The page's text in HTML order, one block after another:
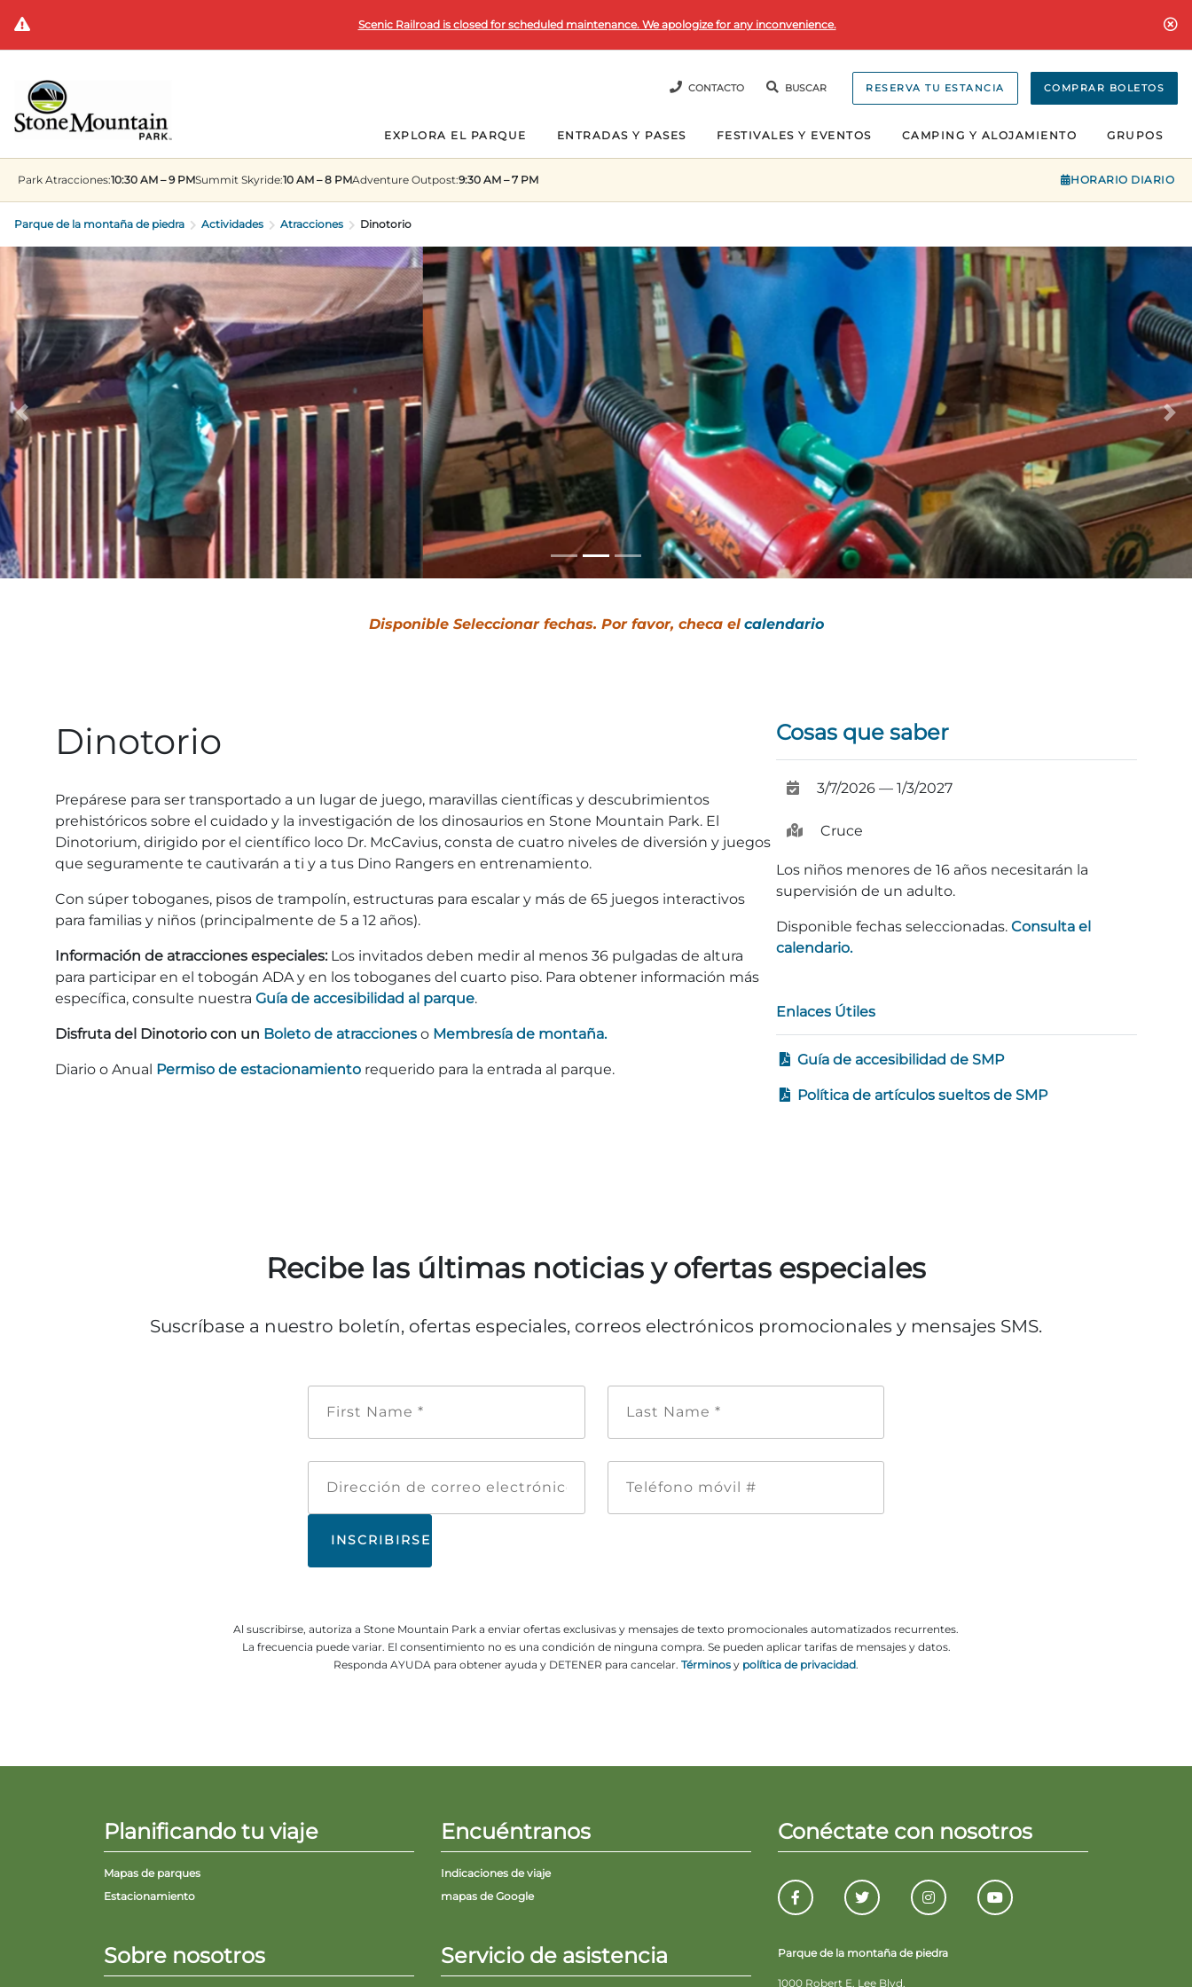
Scenic Railroad is closed for scheduled maintenance. We apologize for any inconvenience.
CONTACTO BUSCAR RESERVA TU ESTANCIA COMPRAR BOLETOS
EXPLORA EL PARQUE ENTRADAS Y PASES FESTIVALES Y EVENTOS CAMPING Y ALOJAMIENTO GRUPOS
Park Atracciones:10:30 AM – 9 PMSummit Skyride:10 AM – 8 PMAdventure Outpost:9:30 AM – 7 PM HORARIO DIARIO
Parque de la montaña de piedra Actividades Atracciones Dinotorio
Disponible Seleccionar fechas. Por favor, checa el calendario
Dinotorio
Prepárese para ser transportado a un lugar de juego, maravillas científicas y descubrimientos
prehistóricos sobre el cuidado y la investigación de los dinosaurios en Stone Mountain Park. El
Dinotorium, dirigido por el científico loco Dr. McCavius, consta de cuatro niveles de diversión y juegos
que seguramente te cautivarán a ti y a tus Dino Rangers en entrenamiento.
Con súper toboganes, pisos de trampolín, estructuras para escalar y más de 65 juegos interactivos
para familias y niños (principalmente de 5 a 12 años).
Información de atracciones especiales:Los invitados deben medir al menos 36 pulgadas de altura
para participar en el tobogán ADA y en los toboganes del cuarto piso. Para obtener información más
específica, consulte nuestra Guía de accesibilidad al parque.
Disfruta del Dinotorio con un Boleto de atracciones o Membresía de montaña.
Diario o Anual Permiso de estacionamiento requerido para la entrada al parque.
Cosas que saber
3/7/2026 — 1/3/2027
Cruce
Los niños menores de 16 años necesitarán la
supervisión de un adulto.
Disponible fechas seleccionadas.Consulta el
calendario.
Enlaces Útiles
Guía de accesibilidad de SMP
Política de artículos sueltos de SMP
Recibe las últimas noticias y ofertas especiales
Suscríbase a nuestro boletín, ofertas especiales, correos electrónicos promocionales y mensajes SMS.
de
móvil
Al suscribirse, autoriza a Stone Mountain Park a enviar ofertas exclusivas y mensajes de texto promocionales automatizados recurrentes.
La frecuencia puede variar. El consentimiento no es una condición de ninguna compra. Se pueden aplicar tarifas de mensajes y datos.
Responda AYUDA para obtener ayuda y DETENER para cancelar. Términos y política de privacidad.
Planificando tu viaje
Mapas de parques
Estacionamiento
Sobre nosotros
Encuéntranos
Indicaciones de viaje
mapas de Google
Servicio de asistencia
Conéctate con nosotros
Parque de la montaña de piedra
1000 Robert E. Lee Blvd.